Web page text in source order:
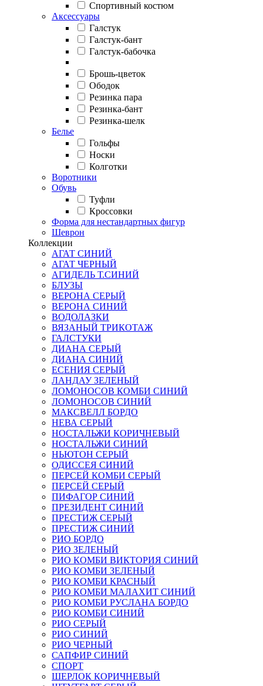
Спортивный костюм
Аксессуары
Галстук
Галстук-бант
Галстук-бабочка
Брошь-цветок
Ободок
Резинка пара
Резинка-бант
Резинка-шелк
Белье
Гольфы
Носки
Колготки
Воротники
Обувь
Туфли
Кроссовки
Форма для нестандартных фигур
Шеврон
Коллекции
АГАТ СИНИЙ
АГАТ ЧЕРНЫЙ
АГИДЕЛЬ Т.СИНИЙ
БЛУЗЫ
ВЕРОНА СЕРЫЙ
ВЕРОНА СИНИЙ
ВОДОЛАЗКИ
ВЯЗАНЫЙ ТРИКОТАЖ
ГАЛСТУКИ
ДИАНА СЕРЫЙ
ДИАНА СИНИЙ
ЕСЕНИЯ СЕРЫЙ
ЛАНДАУ ЗЕЛЕНЫЙ
ЛОМОНОСОВ КОМБИ СИНИЙ
ЛОМОНОСОВ СИНИЙ
МАКСВЕЛЛ БОРДО
НЕВА СЕРЫЙ
НОСТАЛЬЖИ КОРИЧНЕВЫЙ
НОСТАЛЬЖИ СИНИЙ
НЬЮТОН СЕРЫЙ
ОДИССЕЯ СИНИЙ
ПЕРСЕЙ КОМБИ СЕРЫЙ
ПЕРСЕЙ СЕРЫЙ
ПИФАГОР СИНИЙ
ПРЕЗИДЕНТ СИНИЙ
ПРЕСТИЖ СЕРЫЙ
ПРЕСТИЖ СИНИЙ
РИО БОРДО
РИО ЗЕЛЕНЫЙ
РИО КОМБИ ВИКТОРИЯ СИНИЙ
РИО КОМБИ ЗЕЛЕНЫЙ
РИО КОМБИ КРАСНЫЙ
РИО КОМБИ МАЛАХИТ СИНИЙ
РИО КОМБИ РУСЛАНА БОРДО
РИО КОМБИ СИНИЙ
РИО СЕРЫЙ
РИО СИНИЙ
РИО ЧЕРНЫЙ
САПФИР СИНИЙ
СПОРТ
ШЕРЛОК КОРИЧНЕВЫЙ